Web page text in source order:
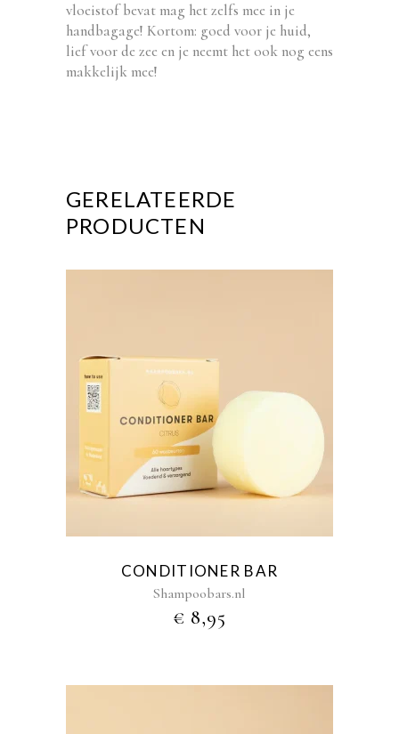
vloeistof bevat mag het zelfs mee in je
handbagage! Kortom: goed voor je huid,
lief voor de zee en je neemt het ook nog eens
makkelijk mee!
GERELATEERDE
PRODUCTEN
Dit
product
variaties.
Deze
kan
worden
op
de
CONDITIONER BAR
Shampoobars.nl
€ 8,95